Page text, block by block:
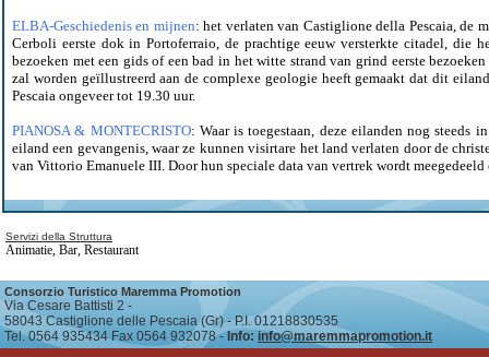
ELBA-Geschiedenis en mijnen: het verlaten van Castiglione della Pescaia, de
Cerboli eerste dok in Portoferraio, de prachtige eeuw versterkte citadel, die
bezoeken met een gids of een bad in het witte strand van grind eerste
zal worden geïllustreerd aan de complexe geologie heeft gemaakt dat dit
Pescaia ongeveer tot 19.30 uur.
PIANOSA & MONTECRISTO: Waar is toegestaan, deze eilanden nog steeds
eiland een gevangenis, waar ze kunnen visirtare het land verlaten door de
van Vittorio Emanuele III. Door hun speciale data van vertrek wordt
Servizi della Struttura
Animatie, Bar, Restaurant
Consorzio Turistico Maremma Promotion
Via Cesare Battisti 2 -
58043 Castiglione delle Pescaia (Gr) - P.I. 01218830535
Tel. 0564 935434 Fax 0564 932078 -Info: info@maremmapromotion.it